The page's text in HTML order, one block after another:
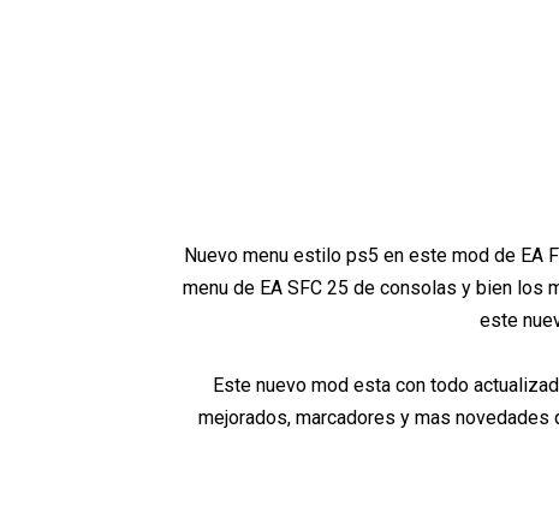
Nuevo menu estilo ps5 en este mod de EA
menu de EA SFC 25 de consolas y bien
este
Este nuevo mod esta con todo
mejorados, marcadores y mas